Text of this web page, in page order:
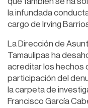
la infundada
cargo de Irving
La Dirección de
Tamaulipas ha
acreditar los hechos
participación del
la carpeta de
Francisco García